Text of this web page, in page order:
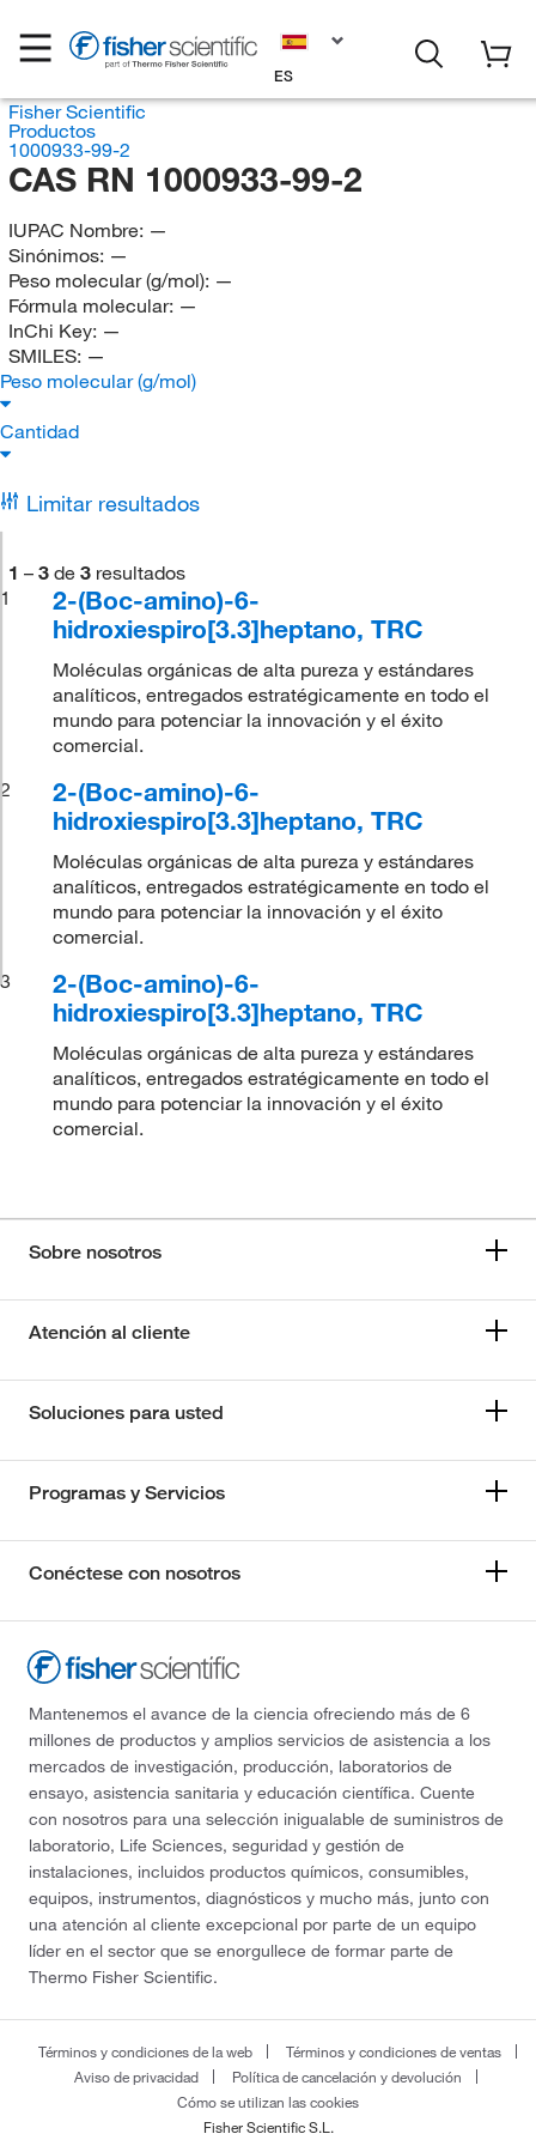
ES
Fisher Scientific
Productos
1000933-99-2
CAS RN 1000933-99-2
IUPAC Nombre: —
Sinónimos: —
Peso molecular (g/mol): —
Fórmula molecular: —
InChi Key: —
SMILES: —
Peso molecular (g/mol)
Cantidad
Limitar resultados
1 – 3 de 3 resultados
1
2-(Boc-amino)-6-
hidroxiespiro[3.3]heptano, TRC
Moléculas orgánicas de alta pureza y estándares
analíticos, entregados estratégicamente en todo el
mundo para potenciar la innovación y el éxito
comercial.
2
2-(Boc-amino)-6-
hidroxiespiro[3.3]heptano, TRC
Moléculas orgánicas de alta pureza y estándares
analíticos, entregados estratégicamente en todo el
mundo para potenciar la innovación y el éxito
comercial.
3
2-(Boc-amino)-6-
hidroxiespiro[3.3]heptano, TRC
Moléculas orgánicas de alta pureza y estándares
analíticos, entregados estratégicamente en todo el
mundo para potenciar la innovación y el éxito
comercial.
Sobre nosotros
Atención al cliente
Soluciones para usted
Programas y Servicios
Conéctese con nosotros
Mantenemos el avance de la ciencia ofreciendo más de 6
millones de productos y amplios servicios de asistencia a los
mercados de investigación, producción, laboratorios de
ensayo, asistencia sanitaria y educación científica. Cuente
con nosotros para una selección inigualable de suministros de
laboratorio, Life Sciences, seguridad y gestión de
instalaciones, incluidos productos químicos, consumibles,
equipos, instrumentos, diagnósticos y mucho más, junto con
una atención al cliente excepcional por parte de un equipo
líder en el sector que se enorgullece de formar parte de
Thermo Fisher Scientific.
Términos y condiciones de la web
Términos y condiciones de ventas
Aviso de privacidad
Política de cancelación y devolución
Cómo se utilizan las cookies
Fisher Scientific S.L.